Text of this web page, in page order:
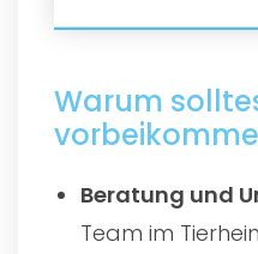
Warum
Beratung und
Team im